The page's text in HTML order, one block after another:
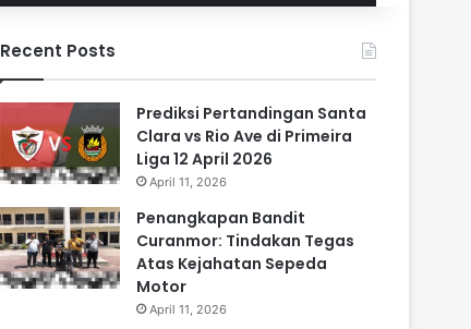
for
Recent Posts
Prediksi Pertandingan Santa
Clara vs Rio Ave di Primeira
Liga 12 April 2026
April 11, 2026
Penangkapan Bandit
Curanmor: Tindakan Tegas
Atas Kejahatan Sepeda
Motor
April 11, 2026